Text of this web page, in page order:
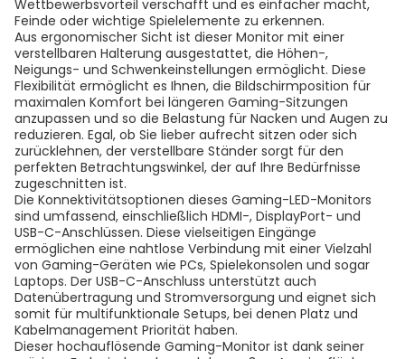
Wettbewerbsvorteil verschafft und es einfacher macht,
Feinde oder wichtige Spielelemente zu erkennen.
Aus ergonomischer Sicht ist dieser Monitor mit einer
verstellbaren Halterung ausgestattet, die Höhen-,
Neigungs- und Schwenkeinstellungen ermöglicht. Diese
Flexibilität ermöglicht es Ihnen, die Bildschirmposition für
maximalen Komfort bei längeren Gaming-Sitzungen
anzupassen und so die Belastung für Nacken und Augen zu
reduzieren. Egal, ob Sie lieber aufrecht sitzen oder sich
zurücklehnen, der verstellbare Ständer sorgt für den
perfekten Betrachtungswinkel, der auf Ihre Bedürfnisse
zugeschnitten ist.
Die Konnektivitätsoptionen dieses Gaming-LED-Monitors
sind umfassend, einschließlich HDMI-, DisplayPort- und
USB-C-Anschlüssen. Diese vielseitigen Eingänge
ermöglichen eine nahtlose Verbindung mit einer Vielzahl
von Gaming-Geräten wie PCs, Spielekonsolen und sogar
Laptops. Der USB-C-Anschluss unterstützt auch
Datenübertragung und Stromversorgung und eignet sich
somit für multifunktionale Setups, bei denen Platz und
Kabelmanagement Priorität haben.
Dieser hochauflösende Gaming-Monitor ist dank seiner